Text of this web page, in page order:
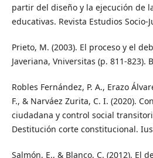
partir del diseño y la ejecución de
educativas. Revista Estudios Socio-
Prieto, M. (2003). El proceso y el
Javeriana, Vniversitas (p. 811-823).
Robles Fernández, P. A., Erazo
F., & Narváez Zurita, C. I. (2020).
ciudadana y control social
Destitución corte constitucional.
Salmón, E., & Blanco, C. (2012). El